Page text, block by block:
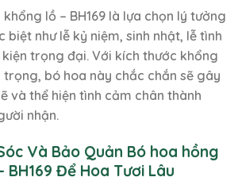
lồ – BH169 là lựa chọn lý tưởng
biệt như lễ kỷ niệm, sinh nhật, lễ tình
trọng đại. Với kích thước khổng
trọng, bó hoa này chắc chắn sẽ gây
và thể hiện tình cảm chân thành
nhận.
Và Bảo Quản Bó hoa hồng
BH169 Để Hoa Tươi Lâu